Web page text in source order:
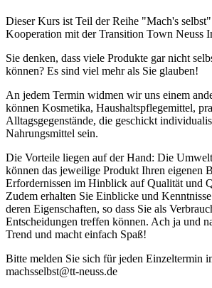
Dieser Kurs ist Teil der Reihe "Mach's
Kooperation mit der Transition Town Neuss
Sie denken, dass viele Produkte gar nicht
können? Es sind viel mehr als Sie glauben!
An jedem Termin widmen wir uns einem
können Kosmetika, Haushaltspflegemittel,
Alltagsgegenstände, die geschickt
Nahrungsmittel sein.
Die Vorteile liegen auf der Hand: Die
können das jeweilige Produkt Ihren eigenen
Erfordernissen im Hinblick auf Qualität und
Zudem erhalten Sie Einblicke und
deren Eigenschaften, so dass Sie als
Entscheidungen treffen können. Ach ja und
Trend und macht einfach Spaß!
Bitte melden Sie sich für jeden Einzeltermin
machsselbst@tt-neuss.de